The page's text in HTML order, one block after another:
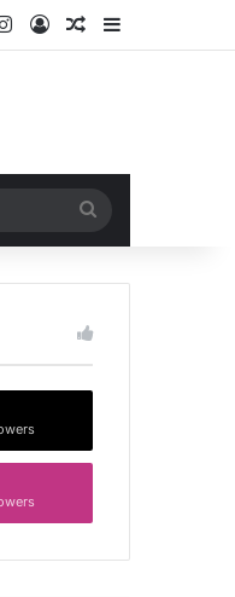
Instagram
Log InRandom Article
Sidebar
for